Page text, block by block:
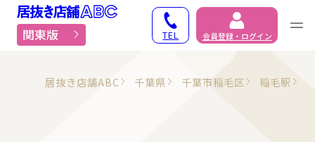
居抜き物件・貸店舗で
関東版 TEL 会員登録・ログイン
居抜き店舗ABC 千葉県 千葉市稲毛区 稲毛駅